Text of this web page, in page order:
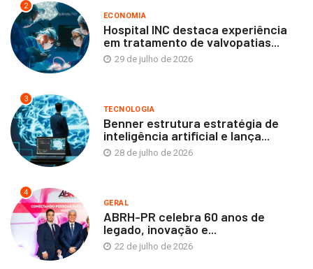
2
ECONOMIA
Hospital INC destaca experiência
em tratamento de valvopatias...
29 de julho de 2026
3
TECNOLOGIA
Benner estrutura estratégia de
inteligência artificial e lança...
28 de julho de 2026
4
GERAL
ABRH-PR celebra 60 anos de
legado, inovação e...
22 de julho de 2026